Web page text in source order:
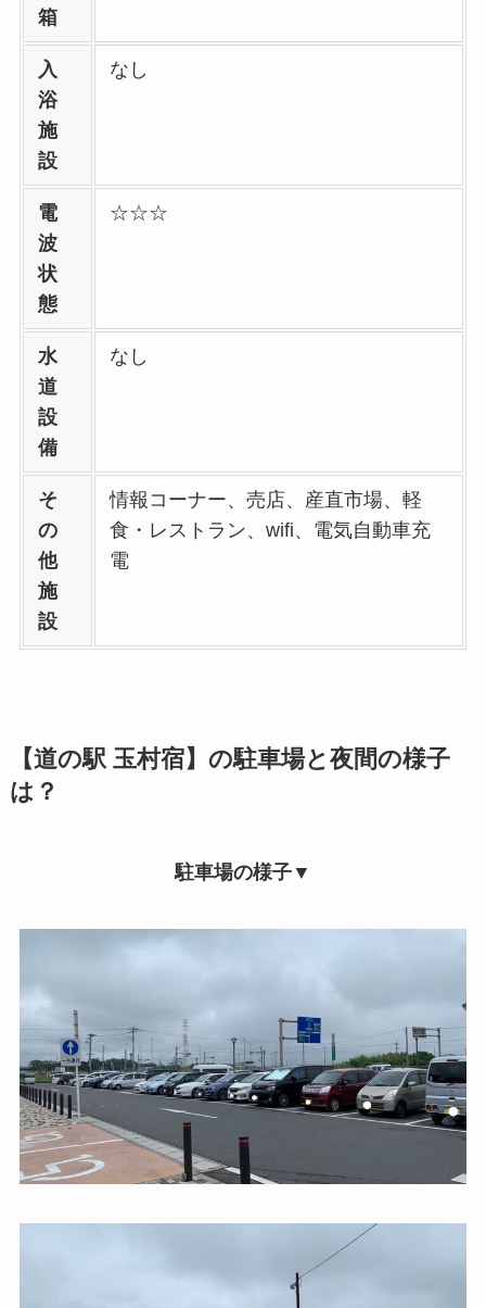
箱
入
浴
施
設
なし
電
波
状
態
☆☆☆
水
道
設
備
なし
そ
の
他
施
設
情報コーナー、売店、産直市場、軽
食・レストラン、wifi、電気自動車充
電
【道の駅 玉村宿】の駐車場と夜間の様子
は？
駐車場の様子▼